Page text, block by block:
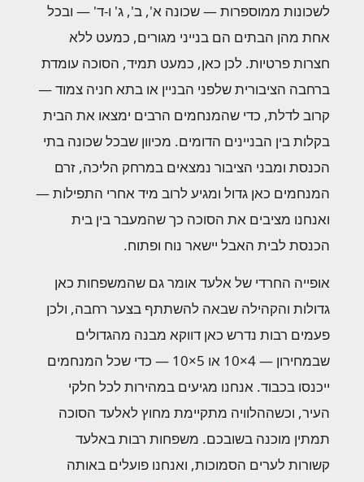
לשכונות ממוספרות — שכונה א', ב', ג' ו-ד' — ובכל
אחת מהן הבתים הם בנייני מגורים, כמעט ללא
חצרות פרטיות. לכן כאן, כמעט תמיד, הסוכה עומדת
ברחבה הציבורית שלפני הבניין או בתא חניה צמוד —
קרוב לדלת, כדי שהמנחמים הרבים ימצאו את הבית
בקלות בין הבניינים הדומים. מכיוון שבכל שכונה בתי
הכנסת ומבני הציבור נמצאים במרחק הליכה, זרם
המנחמים כאן גדול ומגיע לרוב מיד אחרי התפילות —
ואנחנו מציבים את הסוכה כך שהמעבר בין בית
הכנסת לבית האבל יישאר נוח ופתוח.
אופייה החרדי של אלעד אומר גם שהמשפחות כאן
גדולות והקהילה שבאה להשתתף בצער רחבה, ולכן
פעמים רבות נדרש כאן דווקא מבנה מהגדולים
שבמחירון — 4×10 או 5×10 — כדי שכל המנחמים
ייכנסו בכבוד. אנחנו מגיעים במהירות לכל חלקי
העיר, וכשההלוויה מתקיימת מחוץ לאלעד הסוכה
תמתין מוכנה בשובכם. משפחות רבות באלעד
קשורות לערים הסמוכות, ואנחנו פועלים באותה